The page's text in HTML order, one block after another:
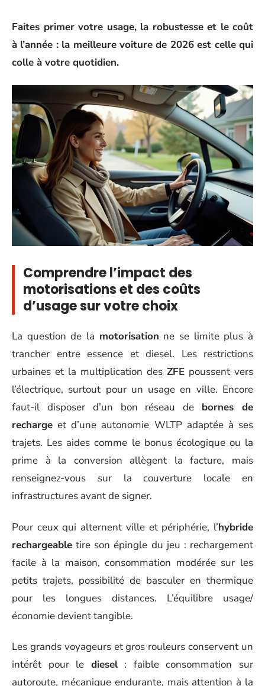
Faites primer votre usage, la robustesse et le coût
à l’année : la meilleure voiture de 2026 est celle qui
colle à votre quotidien.
Comprendre l’impact des
motorisations et des coûts
d’usage sur votre choix
La question de la motorisation ne se limite plus à
trancher entre essence et diesel. Les restrictions
urbaines et la multiplication des ZFE poussent vers
l’électrique, surtout pour un usage en ville. Encore
faut-il disposer d’un bon réseau de bornes de
recharge et d’une autonomie WLTP adaptée à ses
trajets. Les aides comme le bonus écologique ou la
prime à la conversion allègent la facture, mais
renseignez-vous sur la couverture locale en
infrastructures avant de signer.
Pour ceux qui alternent ville et périphérie, l’hybride
rechargeable tire son épingle du jeu : rechargement
facile à la maison, consommation modérée sur les
petits trajets, possibilité de basculer en thermique
pour les longues distances. L’équilibre usage/
économie devient tangible.
Les grands voyageurs et gros rouleurs conservent un
intérêt pour le diesel: faible consommation sur
autoroute, mécanique endurante, mais attention à la